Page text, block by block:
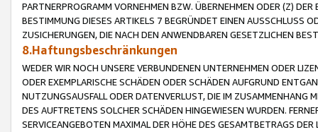
PARTNERPROGRAMM VORNEHMEN BZW. ÜBERNEHMEN ODER (Z)
BESTIMMUNG DIESES ARTIKELS 7 BEGRÜNDET EINEN AUSSCHLUSS
ZUSICHERUNGEN, DIE NACH DEN ANWENDBAREN GESETZLICHEN
8.Haftungsbeschränkungen
WEDER WIR NOCH UNSERE VERBUNDENEN UNTERNEHMEN ODER
ODER EXEMPLARISCHE SCHÄDEN ODER SCHÄDEN AUFGRUND
NUTZUNGSAUSFALL ODER DATENVERLUST, DIE IM ZUSAMMENHANG
DES AUFTRETENS SOLCHER SCHÄDEN HINGEWIESEN WURDEN.
SERVICEANGEBOTEN MAXIMAL DER HÖHE DES GESAMTBETRAGS